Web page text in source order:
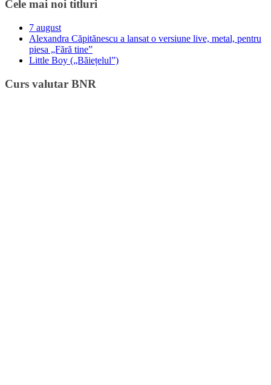
Cele mai noi titluri
7 august
Alexandra Căpitănescu a lansat o versiune live, metal, pentru
piesa „Fără tine”
Little Boy („Băiețelul”)
Curs valutar BNR